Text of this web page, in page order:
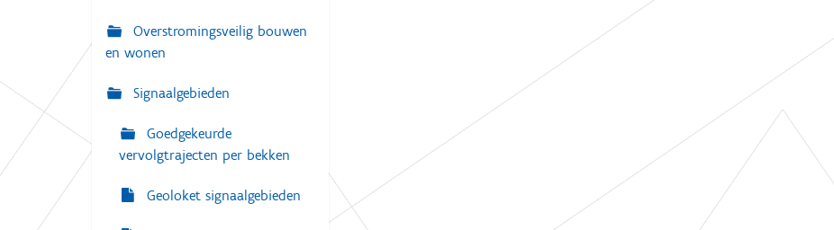
t
i
e
Overstromingsveilig bouwen
en wonen
Signaalgebieden
Goedgekeurde
vervolgtrajecten per bekken
Geoloket signaalgebieden